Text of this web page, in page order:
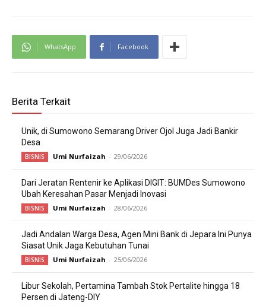
WhatsApp Facebook
Berita Terkait
Unik, di Sumowono Semarang Driver Ojol Juga Jadi Bankir
Desa
BISNIS Umi Nurfaizah - 29/06/2026
Dari Jeratan Rentenir ke Aplikasi DIGIT: BUMDes Sumowono
Ubah Keresahan Pasar Menjadi Inovasi
BISNIS Umi Nurfaizah - 28/06/2026
Jadi Andalan Warga Desa, Agen Mini Bank di Jepara Ini Punya
Siasat Unik Jaga Kebutuhan Tunai
BISNIS Umi Nurfaizah - 25/06/2026
Libur Sekolah, Pertamina Tambah Stok Pertalite hingga 18
Persen di Jateng-DIY